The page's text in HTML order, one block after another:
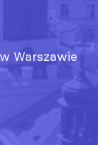
Warszawie